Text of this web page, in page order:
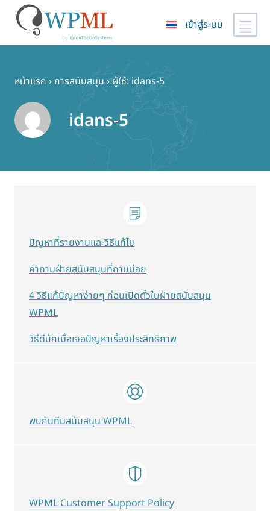
หลัก
เข้าสู่ระบบ
หน้าแรก › การสนับสนุน › ผู้ใช้: idans-5
idans-5
ปัญหาที่รายงานและวิธีแก้ไข
คำถามฝ่ายสนับสนุนที่ถามบ่อย
4 วิธีแก้ปัญหาง่ายๆ ก่อนเปิดตั๋วในฝ่ายสนับสนุน
WPML
วิธีดีบักเมื่อเจอปัญหาเรื่องประสิทธิภาพ
พบกับทีมสนับสนุน WPML
WPML Customer Support Policy